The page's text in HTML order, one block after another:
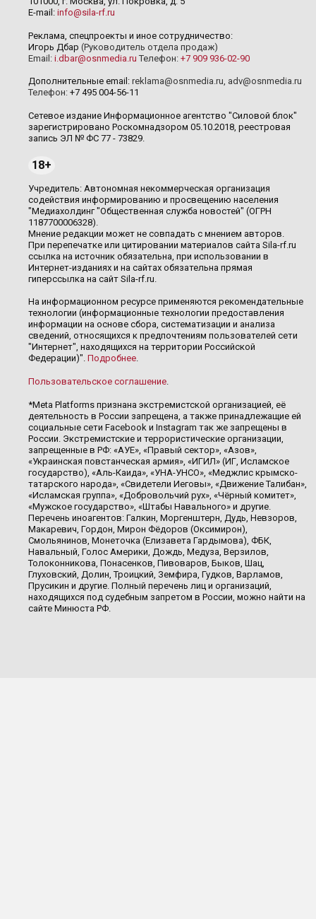
E-mail: info@sila-rf.ru
Реклама, спецпроекты и иное сотрудничество:
Игорь Дбар (Руководитель отдела продаж)
Email: i.dbar@osnmedia.ru Телефон: +7 909 936-02-90
Дополнительные email: reklama@osnmedia.ru, adv@osnmedia.ru
Телефон: +7 495 004-56-11
Сетевое издание Информационное агентство "Силовой блок"
зарегистрировано Роскомнадзором 05.10.2018, реестровая
запись ЭЛ № ФС 77 - 73829.
18+
Учредитель: Автономная некоммерческая организация
содействия информированию и просвещению населения
"Медиахолдинг "Общественная служба новостей" (ОГРН
1187700006328).
Мнение редакции может не совпадать с мнением авторов.
При перепечатке или цитировании материалов сайта Sila-rf.ru
ссылка на источник обязательна, при использовании в
Интернет-изданиях и на сайтах обязательна прямая
гиперссылка на сайт Sila-rf.ru.
На информационном ресурсе применяются рекомендательные
технологии (информационные технологии предоставления
информации на основе сбора, систематизации и анализа
сведений, относящихся к предпочтениям пользователей сети
"Интернет", находящихся на территории Российской
Федерации)". Подробнее.
Пользовательское соглашение.
*Meta Platforms признана экстремистской организацией, её
деятельность в России запрещена, а также принадлежащие ей
социальные сети Facebook и Instagram так же запрещены в
России. Экстремистские и террористические организации,
запрещенные в РФ: «АУЕ», «Правый сектор», «Азов»,
«Украинская повстанческая армия», «ИГИЛ» (ИГ, Исламское
государство), «Аль-Каида», «УНА-УНСО», «Меджлис крымско-
татарского народа», «Свидетели Иеговы», «Движение Талибан»,
«Исламская группа», «Добровольчий рух», «Чёрный комитет»,
«Мужское государство», «Штабы Навального» и другие.
Перечень иноагентов: Галкин, Моргенштерн, Дудь, Невзоров,
Макаревич, Гордон, Мирон Фёдоров (Оксимирон),
Смольянинов, Монеточка (Елизавета Гардымова), ФБК,
Навальный, Голос Америки, Дождь, Медуза, Верзилов,
Толоконникова, Понасенков, Пивоваров, Быков, Шац,
Глуховский, Долин, Троицкий, Земфира, Гудков, Варламов,
Прусикин и другие. Полный перечень лиц и организаций,
находящихся под судебным запретом в России, можно найти на
сайте Минюста РФ.